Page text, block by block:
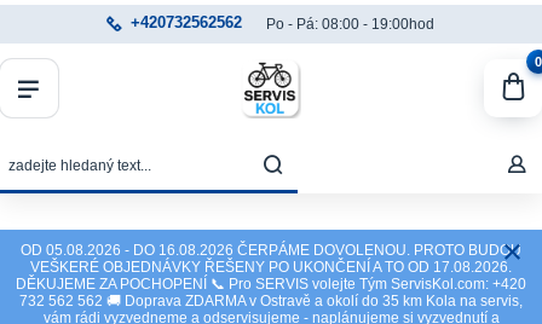
OD 05.08.2026 - DO 16.08.2026 ČERPÁME DOVOLENOU. PROTO BUDOU
VEŠKERÉ OBJEDNÁVKY ŘEŠENY PO UKONČENÍ A TO OD 17.08.2026.
DĚKUJEME ZA POCHOPENÍ 📞 Pro SERVIS volejte Tým ServisKol.com: +420
732 562 562 🚚 Doprava ZDARMA v Ostravě a okolí do 35 km Kola na servis,
vám rádi vyzvedneme a odservisujeme - naplánujeme si vyzvednutí a
+420732562562 Po - Pá: 08:00 - 19:00hod
0